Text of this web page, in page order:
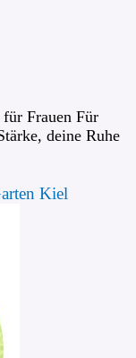
Frauen Für
deine Ruhe
Kiel